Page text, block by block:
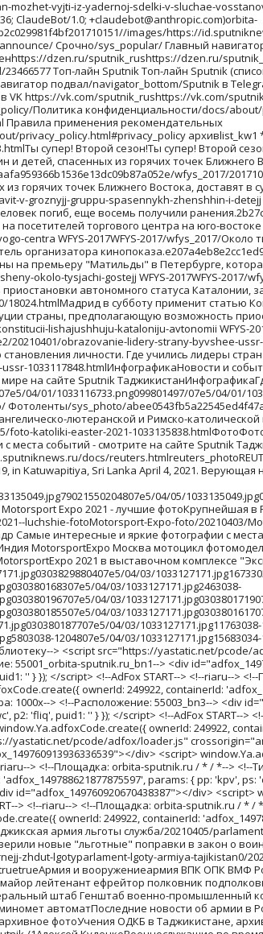
WFYS-2017WFYS-2017/wfys_2017/Около тысячи гостей приглашены на премьеру "Матильды" в Петербурге, которая состоится 23 октября в Мариинском театре, сообщил РИА Новости представитель организатора кинопоказа.e207a4eb8e2cc1ed90f6dace8bc7f266/wfys_2017/20171020/18029.htmlНа премьеру "Матильды" в Петербурге приглашены около тысячи гостейОколо тысячи гостей приглашены на премьеру "Матильды" в Петербурге, которая состоится 23 октября в Мариинском театре, сообщил РИА Новости представитель организатора кинопоказа.na-premeru-matildy-v-peterburge-priglasheny-okolo-tysjachi-gostejj WFYS-2017WFYS-2017/wfys_2017/Правительство Испании на заседании в предстоящую субботу намерено применить статью 155 Конституции страны, предполагающую возможность приостановки автономного статуса Каталонии, заявил испанский премьер Мариано Рахой на пресс-конференции в Брюсселе.67e8a19faa971a455b368320404caeaf/wfys_2017/20171020/18024.htmlМадрид в субботу применит статью Конституции, лишающую Каталонию автономииПравительство Испании на заседании в предстоящую субботу намерено применить статью 155 Конституции страны, предполагающую возможность приостановки автономного статуса Каталонии, заявил испанский премьер Мариано Рахой на пресс-конференции в Брюсселе.madrid-v-subbotu-primenit-statju-konstitucii-lishajushhuju-kataloniju-avtonomii WFYS-2017WFYS-2017/wfys_2017/ архивlist_kw1 * list_kw2 * list_kw3/archive/ Инфографика/sys_infographics/b059c3cfb8f6f2a2bded5da6f13eaae2/20210401/obrazovanie-lidery-strany-byvshee-ussr-1033117848.htmlОбразование лидеров стран бывшего СССРОпыт президента далеко не исчерпывается его образованием, но все же это важный фактор становления личности. Где учились лидеры стран бывшего СССР - в инфографикеobrazovanie-liderov-stran-byvshego-sssrobrazovanie-lidery-strany-byvshee-ussr0/20210401/obrazovanie-lidery-strany-byvshee-ussr-1033117848.htmlИнфографикаНовости и события Таджикистана в формате инфографика/infographics/truetruetrueИнфографикаСмотрите инфографики об актуальных событиях в России, Таджикистане и мире на сайте Sputnik ТаджикистанИнфографикаГде учились лидеры стран бывшего СССРГде учились лидеры стран бывшего СССРИнфографика1034271979sputnik_infographicsSputnik/